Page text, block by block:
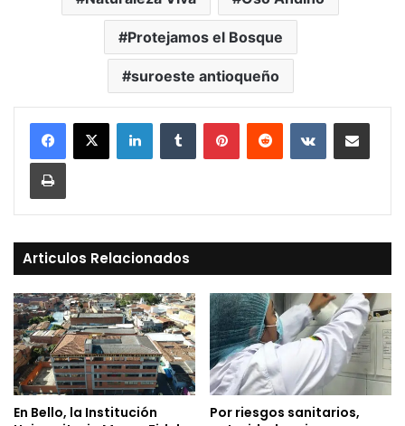
Protejamos el Bosque
suroeste antioqueño
LinkedInTumblr PinterestReddit VKontakteCompartir vía Mail
Print
Articulos Relacionados
En Bello, la Institución
Por riesgos sanitarios,